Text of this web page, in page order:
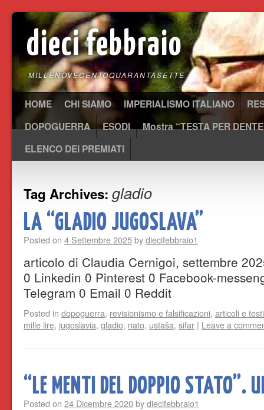
dieci febbraio
MILLENOVECENTOQUARANTASETTE
HOME CHI SIAMO IMPERIALISMO ITALIANO
DOPOGUERRA
ESODI
Mostra “TESTA PER
ELENCO DEI PREMIATI
Tag Archives: gladio
LA “GLADIO JUGOSLAVA”
Posted on 4 Settembre 2025bydiecifebbraio1
articolo di Claudia Cernigoi, settembre
0 Linkedin 0 Pinterest 0 Facebook-
Telegram 0 Email 0 Reddit
Posted in dopoguerra, revisionismo e falsificazioni, articoli e testi
mille lire, jugoslavia, gladio, nato, ustaša, sifar | Leave a
“LE MENTI DEL DOPPIO STATO”.
Posted on 24 Dicembre 2020bydiecifebbraio1